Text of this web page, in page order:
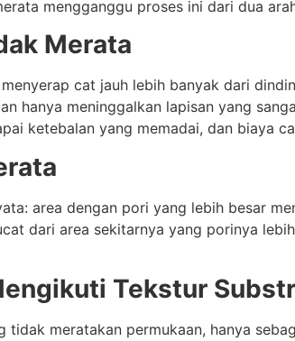
mengganggu proses ini dari dua
Merata
cat jauh lebih banyak dari
hanya meninggalkan lapisan yang
ketebalan yang memadai, dan biaya
area dengan pori yang lebih besar
dari area sekitarnya yang porinya
Tekstur
tidak meratakan permukaan, hanya